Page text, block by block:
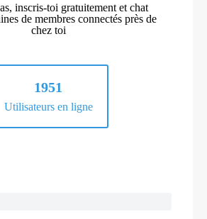
inscris-toi gratuitement et chat
de membres connectés près de
chez toi
1951
Utilisateurs en ligne